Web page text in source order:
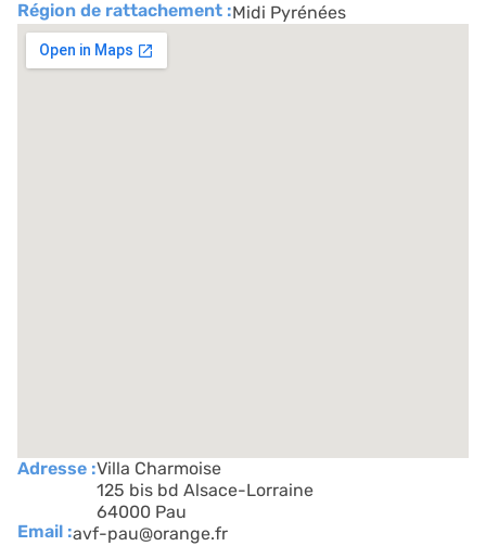
Région de rattachement :Midi Pyrénées
Adresse :Villa Charmoise
125 bis bd Alsace-Lorraine
64000 Pau
Email :avf-pau@orange.fr